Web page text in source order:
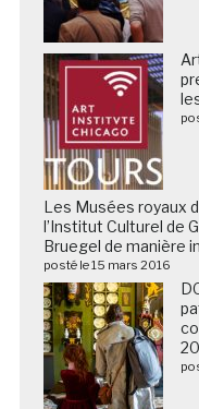
Les Musées royaux
l’Institut Culturel de
Bruegel de manière
posté le 15 mars 2016